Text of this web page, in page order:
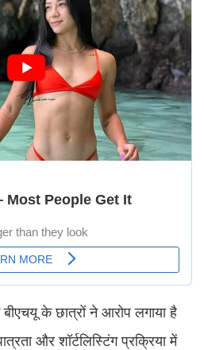
के छात्रों ने आरोप लगाया है
पात्रता और शॉर्टलिस्टिंग प्रक्रिया में